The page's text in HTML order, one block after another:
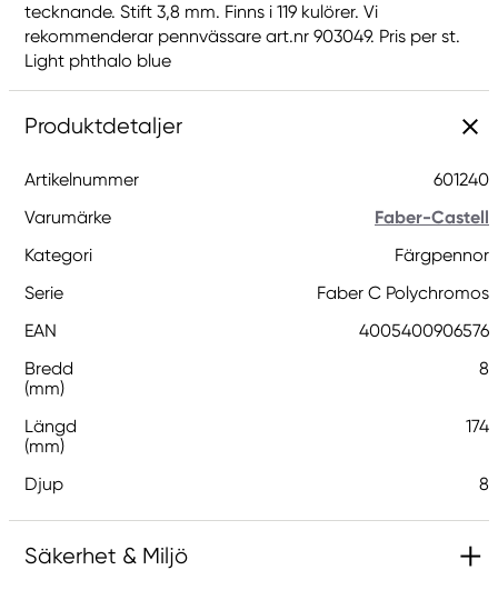
tecknande. Stift 3,8 mm. Finns i 119 kulörer. Vi
rekommenderar pennvässare art.nr 903049. Pris per st.
Light phthalo blue
Produktdetaljer
Artikelnummer
601240
Varumärke
Faber-Castell
Kategori
Färgpennor
Serie
Faber C Polychromos
EAN
4005400906576
Bredd
(mm)
8
Längd
(mm)
174
Djup 8
Säkerhet & Miljö